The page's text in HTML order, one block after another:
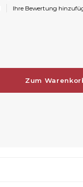
Ihre Bewertung
Zum